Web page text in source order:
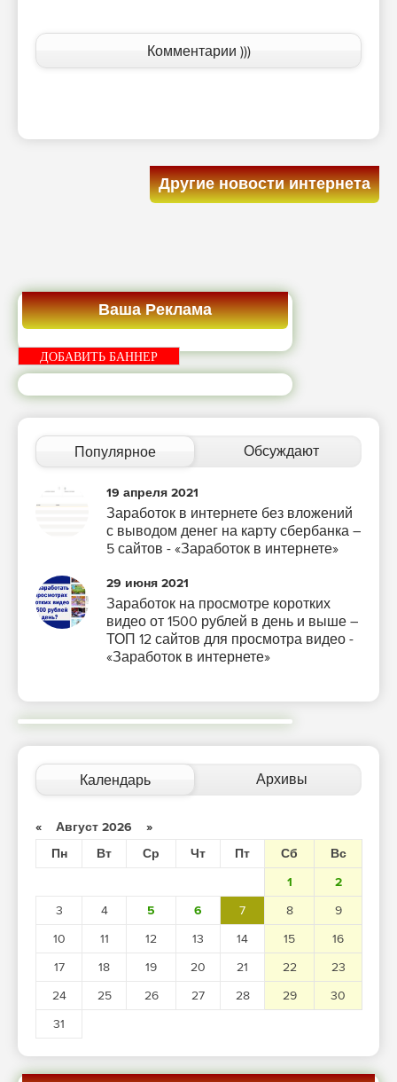
Комментарии )))
Другие новости интернета
Ваша Реклама
ДОБАВИТЬ БАННЕР
Популярное Обсуждают
19 апреля 2021
Заработок в интернете без вложений
с выводом денег на карту сбербанка –
5 сайтов - «Заработок в интернете»
29 июня 2021
Заработок на просмотре коротких
видео от 1500 рублей в день и выше –
ТОП 12 сайтов для просмотра видео -
«Заработок в интернете»
Календарь Архивы
« Август 2026 »
Пн
Вт Ср Чт Пт Сб
Вс
1
2
3
4 5 6 7 8
9
10
11 12 13 14 15
16
17
18 19 20 21 22
23
24
25 26 27 28 29
30
31